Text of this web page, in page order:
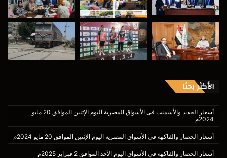
الأكثر بحثا
أسعار الحديد والأسمنت فى الأسواق المصرية اليوم الإثنين الموافق 20 مايو
2024م
أسعار الخضار والفاكهة فى الأسواق المصرية اليوم الإثنين الموافق 20 مايو 2024م
أسعار الخضار والفاكهة فى الأسواق اليوم الأحد الموافق 2 فبراير 2025م